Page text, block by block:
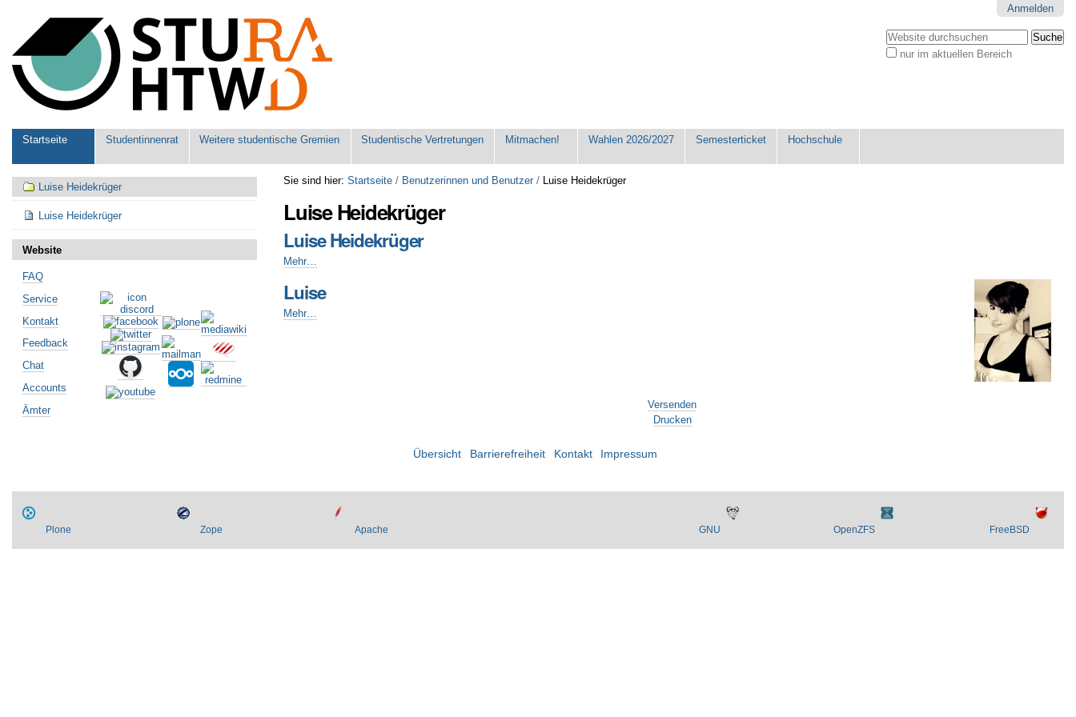
Werkzeuge
Anmelden
Website durchsuchen
nur im aktuellen Bereich
Sektionen
Startseite Studentinnenrat Weitere studentische Gremien Studentische Vertretungen Mitmachen! Wahlen 2026/2027 Semesterticket Hochschule
Sie sind hier: Startseite / Benutzerinnen und Benutzer / Luise Heidekrüger
Luise Heidekrüger
Luise Heidekrüger
Luise
Mehr…
Luise
Luise
Mehr…
Versenden
Drucken
Navigation
Luise Heidekrüger
Luise Heidekrüger
Website
FAQ
Service
Kontakt
Feedback
Chat
Accounts
Ämter
Übersicht Barrierefreiheit Kontakt Impressum
Plone Zope Apache GNU OpenZFS FreeBSD